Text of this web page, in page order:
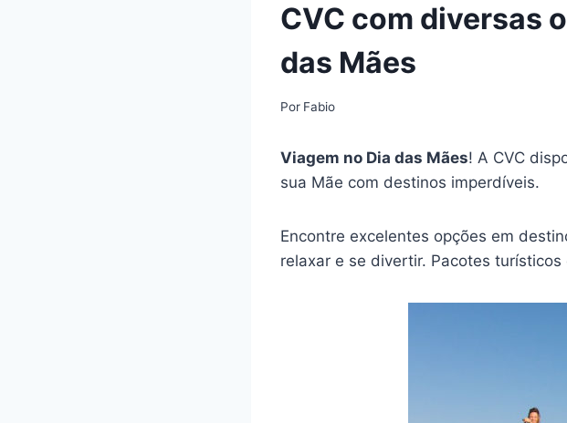
CVC com diversas
das Mães
Por Fabio
Viagem no Dia das Mães! A CVC
sua Mãe com destinos imperdíveis.
Encontre excelentes opções em
relaxar e se divertir. Pacotes